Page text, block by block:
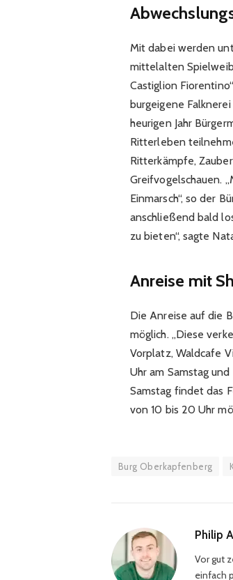
Mit dabei werden
mittelalten
Castiglion
burgeigene
heurigen Jahr
Ritterleben
Ritterkämpfe,
Greifvogelschauen.
Einmarsch“, so der
anschließend bald
zu bieten“, sagte
Anreise mit
Die Anreise auf die
möglich. „Diese
Vorplatz, Waldcafe
Uhr am Samstag
Samstag findet das
von 10 bis 20 Uhr
Burg Oberkapfenberg
Philip
Vor gut
einfach